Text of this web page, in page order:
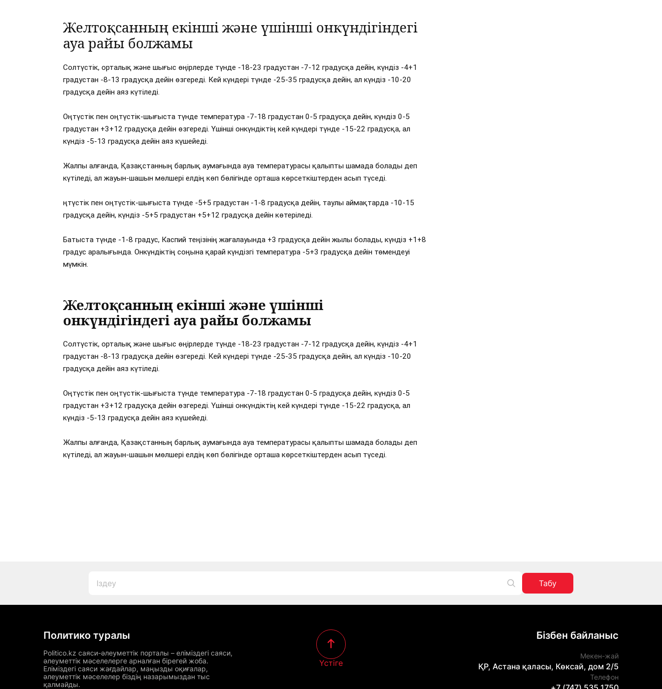
Желтоқсанның екінші және үшінші онкүндігіндегі
ауа райы болжамы
Солтүстік, орталық және шығыс өңірлерде түнде -18-23 градустан -7-12 градусқа дейін, күндіз -4+1
градустан -8-13 градусқа дейін өзгереді. Кей күндері түнде -25-35 градусқа дейін, ал күндіз -10-20
градусқа дейін аяз күтіледі.
Оңтүстік пен оңтүстік-шығыста түнде температура -7-18 градустан 0-5 градусқа дейін, күндіз 0-5
градустан +3+12 градусқа дейін өзгереді. Үшінші онкүндіктің кей күндері түнде -15-22 градусқа, ал
күндіз -5-13 градусқа дейін аяз күшейеді.
Жалпы алғанда, Қазақстанның барлық аумағында ауа температурасы қалыпты шамада болады деп
күтіледі, ал жауын-шашын мөлшері елдің көп бөлігінде орташа көрсеткіштерден асып түседі.
ңтүстік пен оңтүстік-шығыста түнде -5+5 градустан -1-8 градусқа дейін, таулы аймақтарда -10-15
градусқа дейін, күндіз -5+5 градустан +5+12 градусқа дейін көтеріледі.
Батыста түнде -1-8 градус, Каспий теңізінің жағалауында +3 градусқа дейін жылы болады, күндіз +1+8
градус аралығында. Онкүндіктің соңына қарай күндізгі температура -5+3 градусқа дейін төмендеуі
мүмкін.
Желтоқсанның екінші және үшінші
онкүндігіндегі ауа райы болжамы
Солтүстік, орталық және шығыс өңірлерде түнде -18-23 градустан -7-12 градусқа дейін, күндіз -4+1
градустан -8-13 градусқа дейін өзгереді. Кей күндері түнде -25-35 градусқа дейін, ал күндіз -10-20
градусқа дейін аяз күтіледі.
Оңтүстік пен оңтүстік-шығыста түнде температура -7-18 градустан 0-5 градусқа дейін, күндіз 0-5
градустан +3+12 градусқа дейін өзгереді. Үшінші онкүндіктің кей күндері түнде -15-22 градусқа, ал
күндіз -5-13 градусқа дейін аяз күшейеді.
Жалпы алғанда, Қазақстанның барлық аумағында ауа температурасы қалыпты шамада болады деп
күтіледі, ал жауын-шашын мөлшері елдің көп бөлігінде орташа көрсеткіштерден асып түседі.
Табу
Политико туралы
Politico.kz саяси-әлеуметтік порталы – еліміздегі саяси,
әлеуметтік мәселелерге арналған бірегей жоба.
Еліміздегі саяси жағдайлар, маңызды оқиғалар,
әлеуметтік мәселелер біздің назарымыздан тыс
қалмайды.
Үстіге
Бізбен байланыс
Мекен-жай
ҚР, Астана қаласы, Көксай, дом 2/5
Телефон